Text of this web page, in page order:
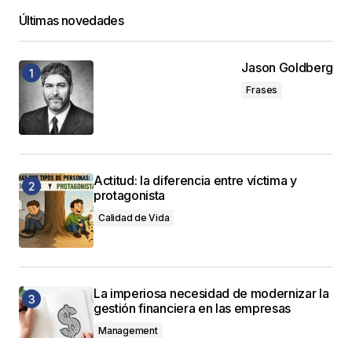
Últimas novedades
Jason Goldberg
Frases
Actitud: la diferencia entre víctima y
protagonista
Calidad de Vida
La imperiosa necesidad de modernizar la
gestión financiera en las empresas
Management